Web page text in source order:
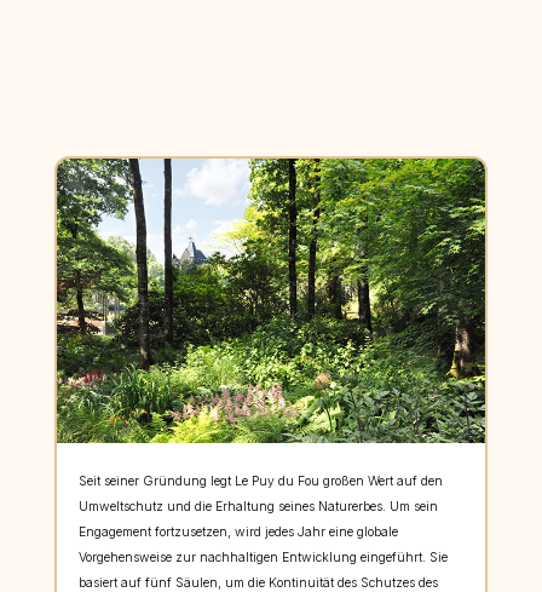
Seit seiner Gründung legt Le Puy du Fou großen Wert auf den
Umweltschutz und die Erhaltung seines Naturerbes. Um sein
Engagement fortzusetzen, wird jedes Jahr eine globale
Vorgehensweise zur nachhaltigen Entwicklung eingeführt. Sie
basiert auf fünf Säulen, um die Kontinuität des Schutzes des